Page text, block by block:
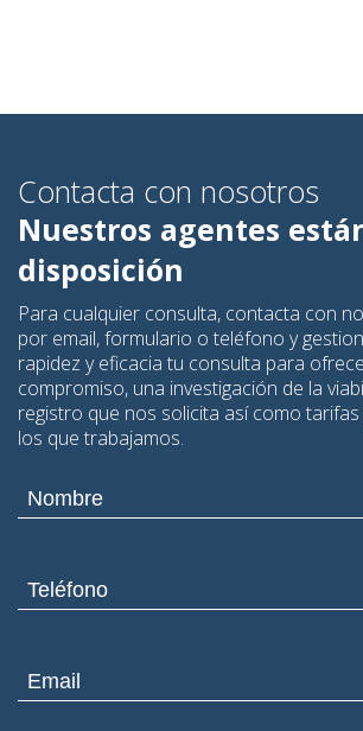
Contacta con nosotros
Nuestros agentes
disposición
Para cualquier consulta, contacta con
por email, formulario o teléfono y
rapidez y eficacia tu consulta para
compromiso, una investigación de la
registro que nos solicita así como
los que trabajamos.